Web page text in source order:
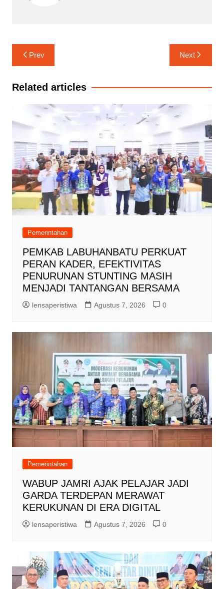
Navigasi
pos
Prev Next
Related articles
Pemerintahan
PEMKAB LABUHANBATU PERKUAT
PERAN KADER, EFEKTIVITAS
PENURUNAN STUNTING MASIH
MENJADI TANTANGAN BERSAMA
lensaperistiwa Agustus 7, 2026 0
Pemerintahan
WABUP JAMRI AJAK PELAJAR JADI
GARDA TERDEPAN MERAWAT
KERUKUNAN DI ERA DIGITAL
lensaperistiwa Agustus 7, 2026 0